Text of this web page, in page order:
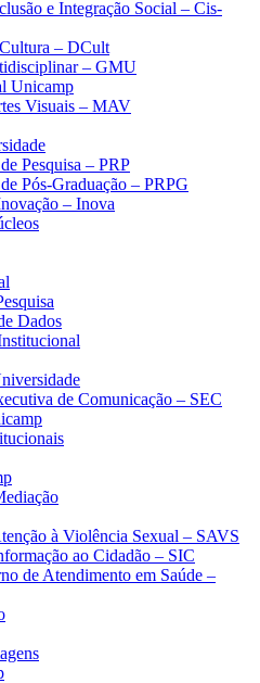
e Integração Social – Cis-
– DCult
– GMU
Unicamp
Visuais – MAV
Pesquisa – PRP
Pós-Graduação – PRPG
– Inova
Dados
de Comunicação – SEC
à Violência Sexual – SAVS
ao Cidadão – SIC
de Atendimento em Saúde –